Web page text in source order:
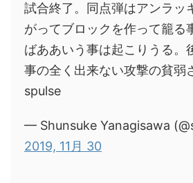
試合終了。同点弾はアンラッ
がってブロックを作って籠る
ばああいう事は起こりうる。
事の全く出来ない攻撃の貧弱
spulse
— Shunsuke Yanagisawa
2019, 11月 30